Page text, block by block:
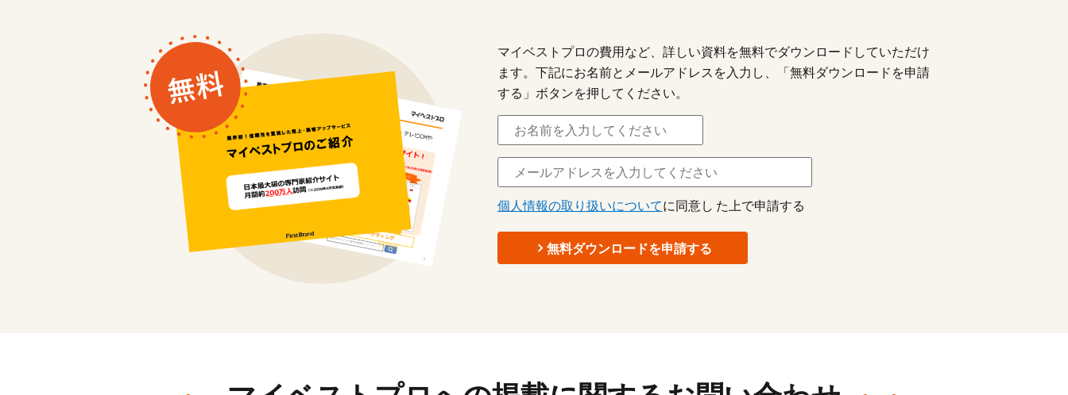
マイベストプロの費用など、詳しい資料を無料でダウンロードしていただけ
ます。下記にお名前とメールアドレスを入力し、「無料ダウンロードを申請
する」ボタンを押してください。
個人情報の取り扱いについてに同意し た上で申請する
無料ダウンロードを申請する